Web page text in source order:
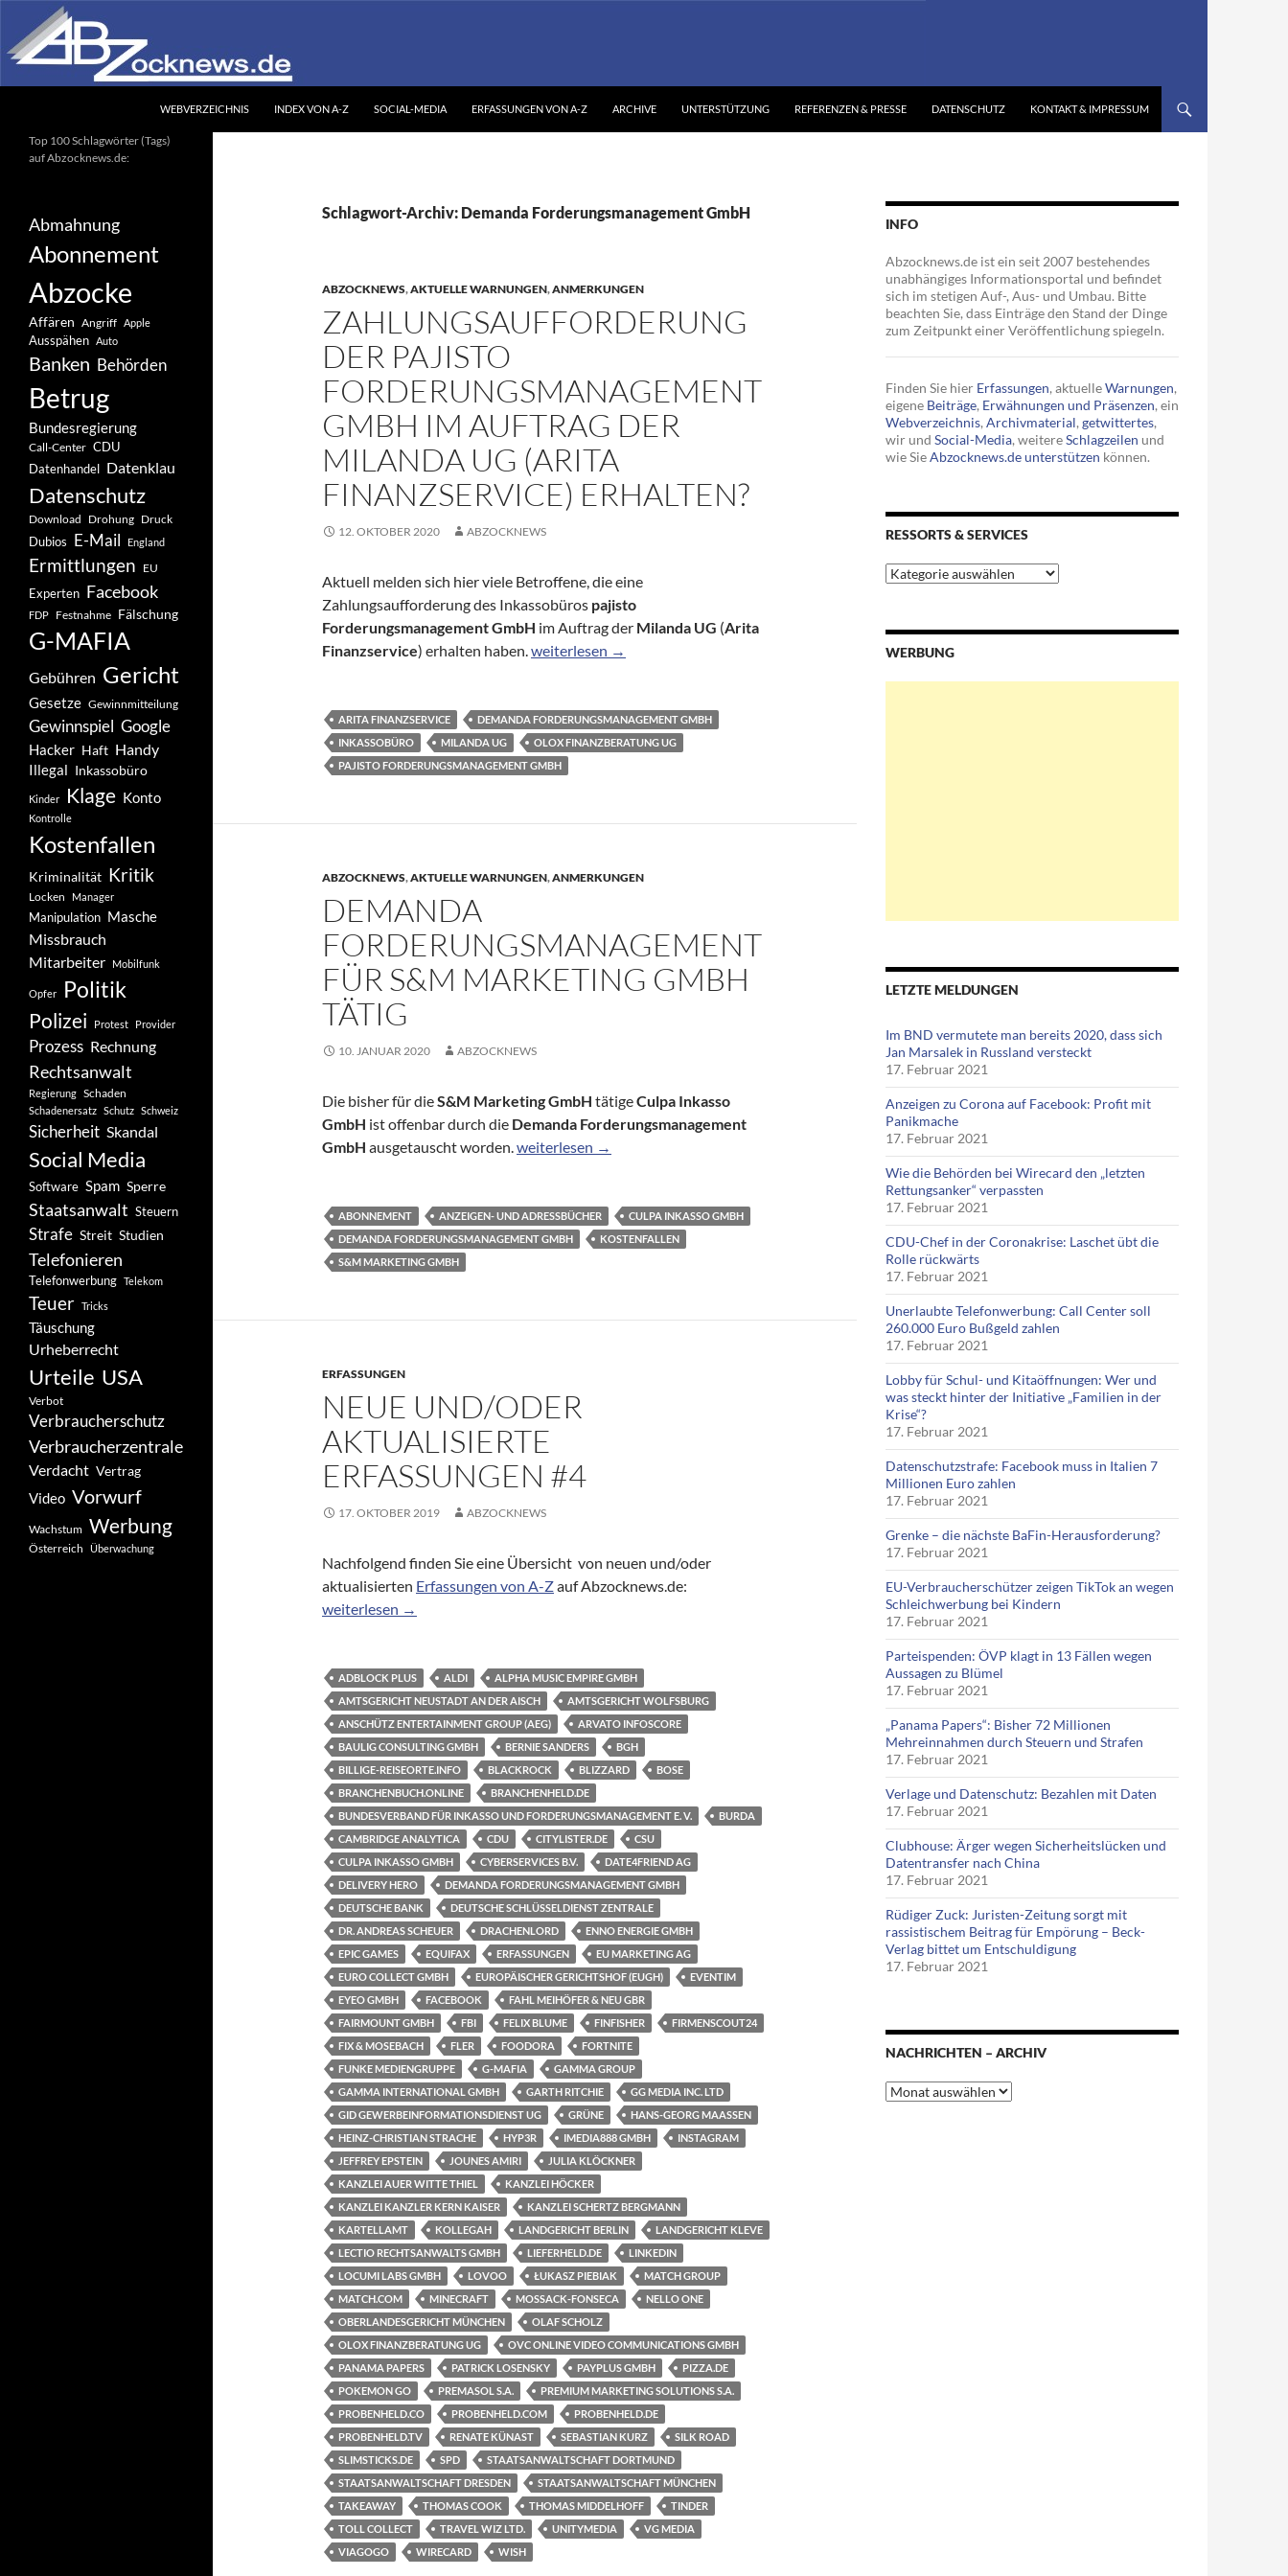
Inhalt
springen
WEBVERZEICHNIS INDEX VON A-Z SOCIAL-MEDIA ERFASSUNGEN VON A-Z ARCHIVE UNTERSTÜTZUNG REFERENZEN & PRESSE DATENSCHUTZ KONTAKT & IMPRESSUM
Schlagwort-Archiv: Demanda Forderungsmanagement GmbH
ABZOCKNEWS,AKTUELLE WARNUNGEN,ANMERKUNGEN
ZAHLUNGSAUFFORDERUNG
DER PAJISTO
FORDERUNGSMANAGEMENT
GMBH IM AUFTRAG DER
MILANDA UG (ARITA
FINANZSERVICE) ERHALTEN?
12. OKTOBER 2020 ABZOCKNEWS
Aktuell melden sich hier viele Betroffene, die eine
Zahlungsaufforderung des Inkassobüros pajisto
Forderungsmanagement GmbH im Auftrag der Milanda UG (Arita
Finanzservice) erhalten haben.Zahlungsaufforderung der pajisto Forderungsmanagement GmbH im Auftrag der Milanda UG (Arita Finanzservice)
weiterlesen →
ARITA FINANZSERVICE
DEMANDA FORDERUNGSMANAGEMENT GMBH
INKASSOBÜRO
MILANDA UG
OLOX FINANZBERATUNG UG
PAJISTO FORDERUNGSMANAGEMENT GMBH
ABZOCKNEWS,AKTUELLE WARNUNGEN,ANMERKUNGEN
DEMANDA
FORDERUNGSMANAGEMENT
FÜR S&M MARKETING GMBH
TÄTIG
10. JANUAR 2020 ABZOCKNEWS
Die bisher für dieS&M Marketing GmbH tätigeCulpa Inkasso
GmbH ist offenbar durch die Demanda Forderungsmanagement
GmbH ausgetauscht worden.Demanda Forderungsmanagement für S&M Marketing GmbH tätig
weiterlesen →
ABONNEMENT ANZEIGEN- UND ADRESSBÜCHER
CULPA INKASSO GMBH
DEMANDA FORDERUNGSMANAGEMENT GMBH
KOSTENFALLEN
S&M MARKETING GMBH
ERFASSUNGEN
NEUE UND/ODER
AKTUALISIERTE
ERFASSUNGEN #4
17. OKTOBER 2019 ABZOCKNEWS
Nachfolgend finden Sie eine Übersicht von neuen und/oder
aktualisierten Erfassungen von A-Zauf Abzocknews.de:
Neue und/oder aktualisierte Erfassungen #4
weiterlesen →
ADBLOCK PLUS ALDI
ALPHA MUSIC EMPIRE GMBH
AMTSGERICHT NEUSTADT AN DER AISCH
AMTSGERICHT WOLFSBURG
ANSCHÜTZ ENTERTAINMENT GROUP (AEG)
ARVATO INFOSCORE
BAULIG CONSULTING GMBH
BERNIE SANDERS
BGH
BILLIGE-REISEORTE.INFO
BLACKROCK BLIZZARD
BOSE
BRANCHENBUCH.ONLINE
BRANCHENHELD.DE
BUNDESVERBAND FÜR INKASSO UND FORDERUNGSMANAGEMENT E. V.
BURDA
CAMBRIDGE ANALYTICA
CDU CITYLISTER.DE
CSU
CULPA INKASSO GMBH
CYBERSERVICES B.V.
DATE4FRIEND AG
DELIVERY HERO
DEMANDA FORDERUNGSMANAGEMENT GMBH
DEUTSCHE BANK
DEUTSCHE SCHLÜSSELDIENST ZENTRALE
DR. ANDREAS SCHEUER
DRACHENLORD
ENNO ENERGIE GMBH
EPIC GAMES
EQUIFAX ERFASSUNGEN
EU MARKETING AG
EURO COLLECT GMBH
EUROPÄISCHER GERICHTSHOF (EUGH)
EVENTIM
EYEO GMBH
FACEBOOK
FAHL MEIHÖFER & NEU GBR
FAIRMOUNT GMBH
FBI FELIX BLUME FINFISHER
FIRMENSCOUT24
FIX & MOSEBACH
FLER FOODORA
FORTNITE
FUNKE MEDIENGRUPPE
G-MAFIA
GAMMA GROUP
GAMMA INTERNATIONAL GMBH
GARTH RITCHIE
GG MEDIA INC. LTD
GID GEWERBEINFORMATIONSDIENST UG
GRÜNE
HANS-GEORG MAASSEN
HEINZ-CHRISTIAN STRACHE
HYP3R IMEDIA888 GMBH
INSTAGRAM
JEFFREY EPSTEIN
JOUNES AMIRI
JULIA KLÖCKNER
KANZLEI AUER WITTE THIEL
KANZLEI HÖCKER
KANZLEI KANZLER KERN KAISER
KANZLEI SCHERTZ BERGMANN
KARTELLAMT
KOLLEGAH LANDGERICHT BERLIN
LANDGERICHT KLEVE
LECTIO RECHTSANWALTS GMBH
LIEFERHELD.DE
LINKEDIN
LOCUMI LABS GMBH
LOVOO ŁUKASZ PIEBIAK
MATCH GROUP
MATCH.COM
MINECRAFT MOSSACK-FONSECA
NELLO ONE
OBERLANDESGERICHT MÜNCHEN
OLAF SCHOLZ
OLOX FINANZBERATUNG UG
OVC ONLINE VIDEO COMMUNICATIONS GMBH
PANAMA PAPERS
PATRICK LOSENSKY PAYPLUS GMBH
PIZZA.DE
POKEMON GO
PREMASOL S.A.
PREMIUM MARKETING SOLUTIONS S.A.
PROBENHELD.CO
PROBENHELD.COM
PROBENHELD.DE
PROBENHELD.TV
RENATE KÜNAST SEBASTIAN KURZ
SILK ROAD
SLIMSTICKS.DE
SPD
STAATSANWALTSCHAFT DORTMUND
STAATSANWALTSCHAFT DRESDEN
STAATSANWALTSCHAFT MÜNCHEN
TAKEAWAY
THOMAS COOK THOMAS MIDDELHOFF
TINDER
TOLL COLLECT
TRAVEL WIZ LTD. UNITYMEDIA
VG MEDIA
VIAGOGO
WIRECARD WISH
INFO
Abzocknews.de ist ein seit 2007 bestehendes
unabhängiges Informationsportal und befindet
sich im stetigen Auf-, Aus- und Umbau. Bitte
beachten Sie, dass Einträge den Stand der Dinge
zum Zeitpunkt einer Veröffentlichung spiegeln.
Finden Sie hier Erfassungen, aktuelleWarnungen,
eigene Beiträge, Erwähnungen und Präsenzen, ein
Webverzeichnis, Archivmaterial, getwittertes,
wir und Social-Media, weitereSchlagzeilen und
wie SieAbzocknews.de unterstützen können.
RESSORTS & SERVICES
Ressorts
&
WERBUNG
LETZTE MELDUNGEN
Im BND vermutete man bereits 2020, dass sich
Jan Marsalek in Russland versteckt
17. Februar 2021
Anzeigen zu Corona auf Facebook: Profit mit
Panikmache
17. Februar 2021
Wie die Behörden bei Wirecard den „letzten
Rettungsanker“ verpassten
17. Februar 2021
CDU-Chef in der Coronakrise: Laschet übt die
Rolle rückwärts
17. Februar 2021
Unerlaubte Telefonwerbung: Call Center soll
260.000 Euro Bußgeld zahlen
17. Februar 2021
Lobby für Schul- und Kitaöffnungen: Wer und
was steckt hinter der Initiative „Familien in der
Krise“?
17. Februar 2021
Datenschutzstrafe: Facebook muss in Italien 7
Millionen Euro zahlen
17. Februar 2021
Grenke – die nächste BaFin-Herausforderung?
17. Februar 2021
EU-Verbraucherschützer zeigen TikTok an wegen
Schleichwerbung bei Kindern
17. Februar 2021
Parteispenden: ÖVP klagt in 13 Fällen wegen
Aussagen zu Blümel
17. Februar 2021
„Panama Papers“: Bisher 72 Millionen
Mehreinnahmen durch Steuern und Strafen
17. Februar 2021
Verlage und Datenschutz: Bezahlen mit Daten
17. Februar 2021
Clubhouse: Ärger wegen Sicherheitslücken und
Datentransfer nach China
17. Februar 2021
Rüdiger Zuck: Juristen-Zeitung sorgt mit
rassistischem Beitrag für Empörung – Beck-
Verlag bittet um Entschuldigung
17. Februar 2021
NACHRICHTEN – ARCHIV
Nachrichten
–
Ihr unabhängiges
Informationsportal
Top 100 Schlagwörter (Tags)
auf Abzocknews.de:
Abmahnung
Abonnement
Abzocke
Affären Angriff Apple
Ausspähen Auto
Banken Behörden
Betrug
Bundesregierung
Call-Center CDU
Datenhandel Datenklau
Datenschutz
Download Drohung Druck
Dubios E-Mail England
Ermittlungen EU
Experten Facebook
FDP Festnahme Fälschung
G-MAFIA
Gebühren Gericht
Gesetze Gewinnmitteilung
Gewinnspiel Google
Hacker Haft Handy
Illegal Inkassobüro
Kinder Klage Konto
Kontrolle
Kostenfallen
Kriminalität Kritik
Locken Manager
Manipulation Masche
Missbrauch
Mitarbeiter
Mobilfunk
Opfer Politik
Polizei Protest Provider
Prozess Rechnung
Rechtsanwalt
Regierung Schaden
Schadenersatz Schutz Schweiz
Sicherheit Skandal
Social Media
Software Spam Sperre
Staatsanwalt Steuern
Strafe Streit Studien
Telefonieren
Telefonwerbung Telekom
Teuer Tricks
Täuschung
Urheberrecht
Urteile USA
Verbot
Verbraucherschutz
Verbraucherzentrale
Verdacht Vertrag
Video Vorwurf
Wachstum Werbung
Österreich Überwachung